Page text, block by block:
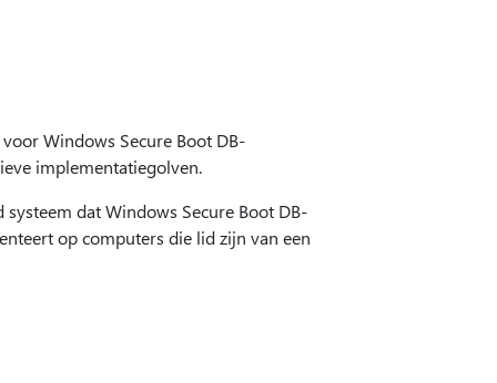
Windows Secure Boot DB-
implementatiegolven.
dat Windows Secure Boot DB-
op computers die lid zijn van een